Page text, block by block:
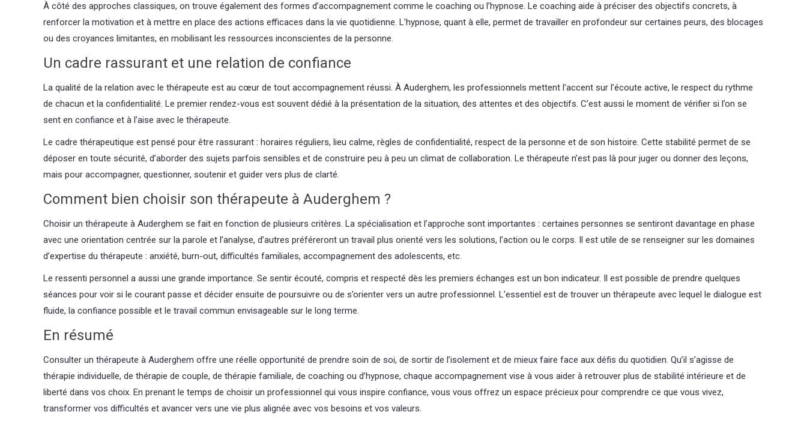
À côté des approches classiques, on trouve également des formes d’accompagnement comme le coaching ou l’hypnose. Le coaching aide à préciser des objectifs concrets, à
renforcer la motivation et à mettre en place des actions efficaces dans la vie quotidienne. L’hypnose, quant à elle, permet de travailler en profondeur sur certaines peurs, des blocages
ou des croyances limitantes, en mobilisant les ressources inconscientes de la personne.
Un cadre rassurant et une relation de confiance
La qualité de la relation avec le thérapeute est au cœur de tout accompagnement réussi. À Auderghem, les professionnels mettent l’accent sur l’écoute active, le respect du rythme
de chacun et la confidentialité. Le premier rendez-vous est souvent dédié à la présentation de la situation, des attentes et des objectifs. C’est aussi le moment de vérifier si l’on se
sent en confiance et à l’aise avec le thérapeute.
Le cadre thérapeutique est pensé pour être rassurant : horaires réguliers, lieu calme, règles de confidentialité, respect de la personne et de son histoire. Cette stabilité permet de se
déposer en toute sécurité, d’aborder des sujets parfois sensibles et de construire peu à peu un climat de collaboration. Le thérapeute n’est pas là pour juger ou donner des leçons,
mais pour accompagner, questionner, soutenir et guider vers plus de clarté.
Comment bien choisir son thérapeute à Auderghem ?
Choisir un thérapeute à Auderghem se fait en fonction de plusieurs critères. La spécialisation et l’approche sont importantes : certaines personnes se sentiront davantage en phase
avec une orientation centrée sur la parole et l’analyse, d’autres préféreront un travail plus orienté vers les solutions, l’action ou le corps. Il est utile de se renseigner sur les domaines
d’expertise du thérapeute : anxiété, burn-out, difficultés familiales, accompagnement des adolescents, etc.
Le ressenti personnel a aussi une grande importance. Se sentir écouté, compris et respecté dès les premiers échanges est un bon indicateur. Il est possible de prendre quelques
séances pour voir si le courant passe et décider ensuite de poursuivre ou de s’orienter vers un autre professionnel. L’essentiel est de trouver un thérapeute avec lequel le dialogue est
fluide, la confiance possible et le travail commun envisageable sur le long terme.
En résumé
Consulter un thérapeute à Auderghem offre une réelle opportunité de prendre soin de soi, de sortir de l’isolement et de mieux faire face aux défis du quotidien. Qu’il s’agisse de
thérapie individuelle, de thérapie de couple, de thérapie familiale, de coaching ou d’hypnose, chaque accompagnement vise à vous aider à retrouver plus de stabilité intérieure et de
liberté dans vos choix. En prenant le temps de choisir un professionnel qui vous inspire confiance, vous vous offrez un espace précieux pour comprendre ce que vous vivez,
transformer vos difficultés et avancer vers une vie plus alignée avec vos besoins et vos valeurs.